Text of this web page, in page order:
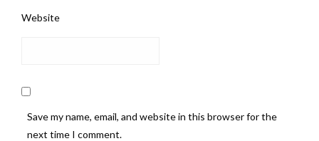
Website
Save my name, email, and website in this browser for the
next time I comment.